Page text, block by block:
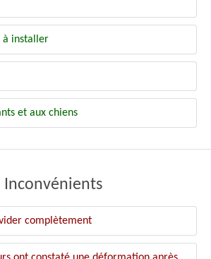
à installer
et aux chiens
Inconvénients
complètement